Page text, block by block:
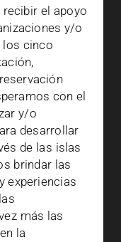
el apoyo
y/o
los cinco
con el
y/o
desarrollar
de las islas
brindar las
experiencias
más las
la